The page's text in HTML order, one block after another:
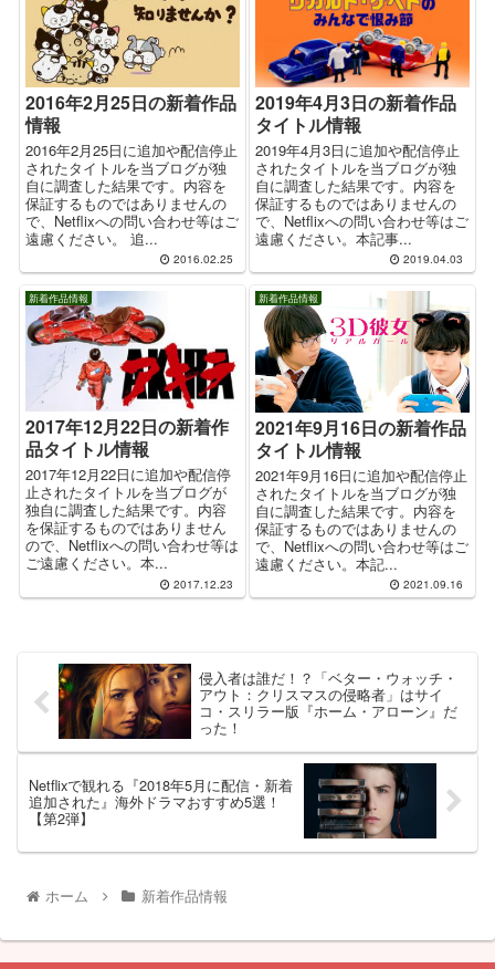
2016年2月25日の新着作品
情報
2016年2月25日に追加や配信停止
されたタイトルを当ブログが独
自に調査した結果です。内容を
保証するものではありませんの
で、Netflixへの問い合わせ等はご
遠慮ください。 追...
2016.02.25
2019年4月3日の新着作品
タイトル情報
2019年4月3日に追加や配信停止
されたタイトルを当ブログが独
自に調査した結果です。内容を
保証するものではありませんの
で、Netflixへの問い合わせ等はご
遠慮ください。本記事...
2019.04.03
新着作品情報
2017年12月22日の新着作
品タイトル情報
2017年12月22日に追加や配信停
止されたタイトルを当ブログが
独自に調査した結果です。内容
を保証するものではありません
ので、Netflixへの問い合わせ等は
ご遠慮ください。本...
2017.12.23
新着作品情報
2021年9月16日の新着作品
タイトル情報
2021年9月16日に追加や配信停止
されたタイトルを当ブログが独
自に調査した結果です。内容を
保証するものではありませんの
で、Netflixへの問い合わせ等はご
遠慮ください。本記...
2021.09.16
侵入者は誰だ！？「ベター・ウォッチ・
アウト：クリスマスの侵略者」はサイ
コ・スリラー版『ホーム・アローン』だ
った！
Netflixで観れる『2018年5月に配信・新着
追加された』海外ドラマおすすめ5選！
【第2弾】
ホーム 新着作品情報